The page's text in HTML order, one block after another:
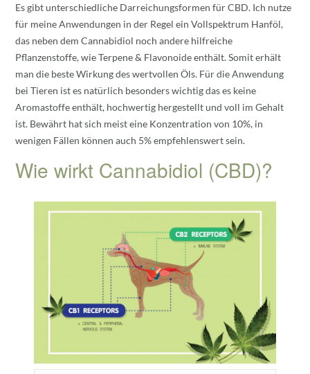
Es gibt unterschiedliche Darreichungsformen für CBD. Ich nutze
für meine Anwendungen in der Regel ein Vollspektrum Hanföl,
das neben dem Cannabidiol noch andere hilfreiche
Pflanzenstoffe, wie Terpene & Flavonoide enthält. Somit erhält
man die beste Wirkung des wertvollen Öls. Für die Anwendung
bei Tieren ist es natürlich besonders wichtig das es keine
Aromastoffe enthält, hochwertig hergestellt und voll im Gehalt
ist. Bewährt hat sich meist eine Konzentration von 10%, in
wenigen Fällen können auch 5% empfehlenswert sein.
Wie wirkt Cannabidiol (CBD)?